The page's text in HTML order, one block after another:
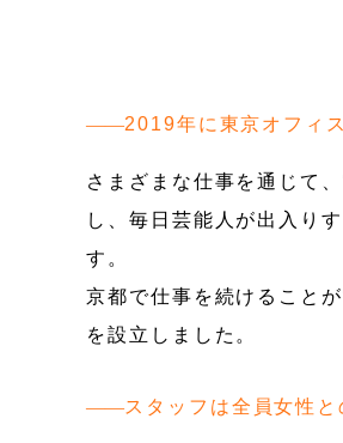
2019年に東京オフィ
さまざまな仕事を通じて
し、毎日芸能人が出入り
す。
京都で仕事を続けること
を設立しました。
スタッフは全員女性